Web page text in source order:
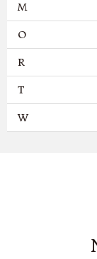
M
O
R
T
W